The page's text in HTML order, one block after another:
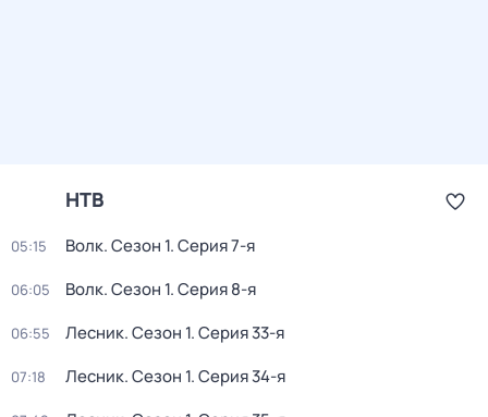
НТВ
05:15 Волк. Сезон 1. Серия 7-я
06:05 Волк. Сезон 1. Серия 8-я
06:55 Лесник. Сезон 1. Серия 33-я
07:18 Лесник. Сезон 1. Серия 34-я